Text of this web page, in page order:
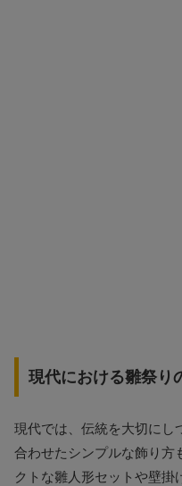
現代における雛祭り
現代では、伝統を大切にし
合わせたシンプルな飾り方
クトな雛人形セットや壁掛